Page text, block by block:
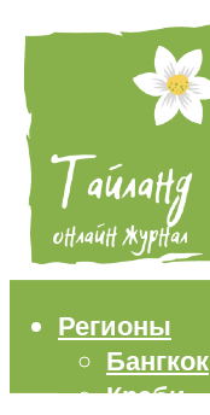
Регионы
Бангкок
Краби